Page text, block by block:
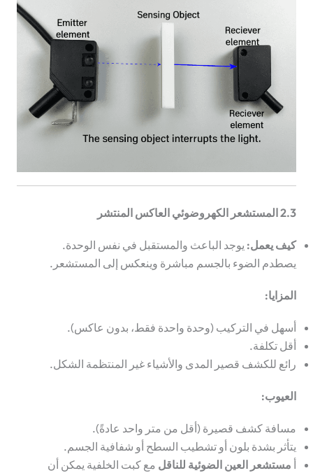
2.3 المستشعر الكهروضوئي العاكس المنتشر
كيف يعمل: يوجد الباعث والمستقبل في نفس الوحدة.
يصطدم الضوء بالجسم مباشرة وينعكس إلى المستشعر.
المزايا:
أسهل في التركيب (وحدة واحدة فقط، بدون عاكس).
أقل تكلفة.
رائع للكشف قصير المدى والأشياء غير المنتظمة الشكل.
العيوب:
مسافة كشف قصيرة (أقل من متر واحد عادةً).
يتأثر بشدة بلون أو تشطيب السطح أو شفافية الجسم.
أ مستشعر العين الضوئية للناقل مع كبت الخلفية يمكن أن